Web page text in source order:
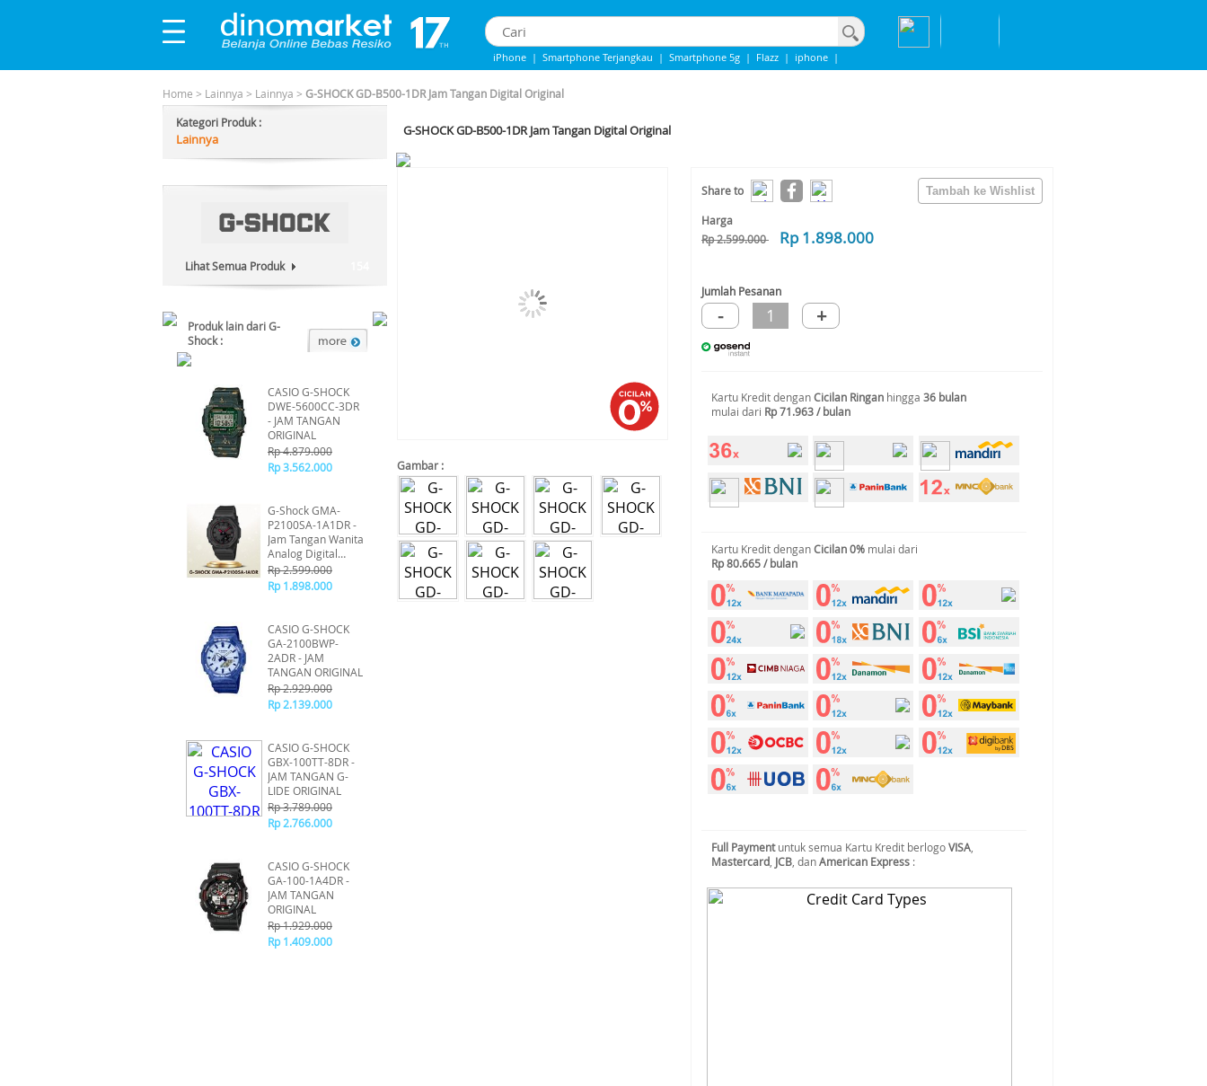
iPhone | Smartphone Terjangkau | Smartphone 5g | Flazz | iphone |
Home > Lainnya > Lainnya > G-SHOCK GD-B500-1DR Jam Tangan Digital Original
Kategori Produk :
Lainnya
Lihat Semua Produk
Produk lain dari G-
Shock :
CASIO G-SHOCK
DWE-5600CC-3DR
- JAM TANGAN
ORIGINAL
Rp 4.879.000
Rp 3.562.000
G-Shock GMA-
P2100SA-1A1DR -
Jam Tangan Wanita
Analog Digital
Original
Rp 2.599.000
Rp 1.898.000
CASIO G-SHOCK
GA-2100BWP-
2ADR - JAM
TANGAN ORIGINAL
Rp 2.929.000
Rp 2.139.000
CASIO G-SHOCK
GBX-100TT-8DR -
JAM TANGAN G-
LIDE ORIGINAL
Rp 3.789.000
Rp 2.766.000
CASIO G-SHOCK
GA-100-1A4DR -
JAM TANGAN
ORIGINAL
Rp 1.929.000
Rp 1.409.000
G-SHOCK GD-B500-1DR Jam Tangan Digital Original
Gambar :
Share to
Harga
Rp 2.599.000
Rp 1.898.000
Jumlah Pesanan
- 1 +
Kartu Kredit denganCicilan Ringan hingga 36 bulan
mulai dari Rp 71.963 / bulan
Kartu Kredit denganCicilan 0% mulai dari
Rp 80.665 / bulan
Full Paymentuntuk semua Kartu Kredit berlogoVISA
Mastercard JCB , danAmerican Express :